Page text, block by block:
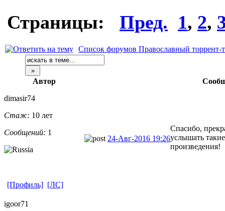
Страницы: Пред. 1, 2,
Список форумов Православный торрент-
Автор
dimasir74
Стаж: 10 лет
Сообщений: 1
24-Авг-2016 19:26
Спасибо,
услышать
произведения!
[Профиль] [ЛС]
igoor71